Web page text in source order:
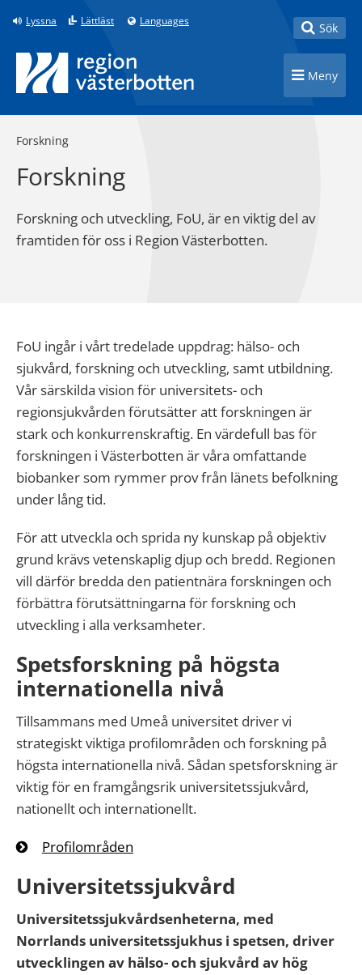
Till innehåll på sidan
Lyssna Lättläst Languages Toggle
Sök
Toggle
Meny
Forskning
Forskning
Forskning och utveckling, FoU, är en viktig del av
framtiden för oss i Region Västerbotten.
FoU ingår i vårt tredelade uppdrag: hälso- och
sjukvård, forskning och utveckling, samt utbildning.
Vår särskilda vision för universitets- och
regionsjukvården förutsätter att forskningen är
stark och konkurrenskraftig. En värdefull bas för
forskningen i Västerbotten är våra omfattande
biobanker som rymmer prov från länets befolkning
under lång tid.
För att utveckla och sprida ny kunskap på objektiv
grund krävs vetenskaplig djup och bredd. Regionen
vill därför bredda den patientnära forskningen och
förbättra förutsättningarna för forskning och
utveckling i alla verksamheter.
Spetsforskning på högsta
internationella nivå
Tillsammans med Umeå universitet driver vi
strategiskt viktiga profilområden och forskning på
högsta internationella nivå. Sådan spetsforskning är
viktig för en framgångsrik universitetssjukvård,
nationellt och internationellt.
Profilområden
Universitetssjukvård
Universitetssjukvårdsenheterna, med
Norrlands universitetssjukhus i spetsen, driver
utvecklingen av hälso- och sjukvård av hög